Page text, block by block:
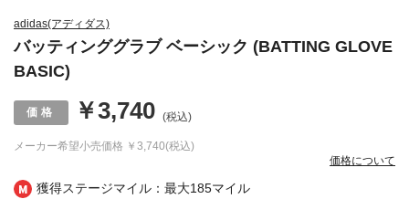
獲得ステージマイル：最大185マイル
adidas(アディダス)
バッティンググラブ ベーシック (BATTING GLOVE
BASIC)
メーカー希望小売価格 ￥3,740(税込)
￥3,740 (税込)
価格について